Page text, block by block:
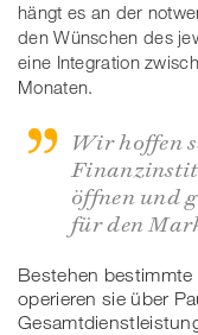
hängt es an der
den Wünschen des
eine Integration
Monaten.
Wir hoffen
öffnen und
für den
Bestehen
operieren sie über